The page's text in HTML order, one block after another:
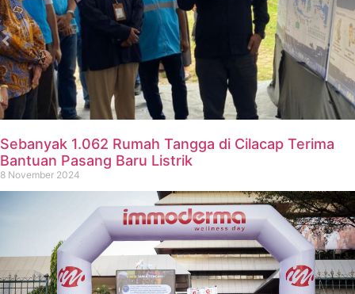
Sebanyak 1.062 Rumah Tangga di Cilacap Terima
Bantuan Pasang Baru Listrik
8 November 2024